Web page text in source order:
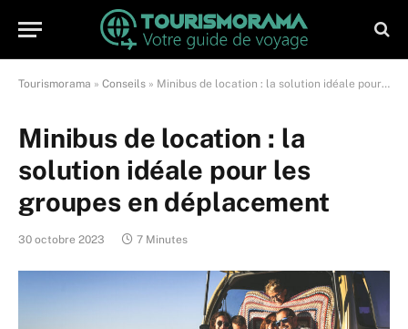
Tourismorama » Conseils » Minibus de location : la solution idéale pour les groupes en déplacement
Minibus de location : la
solution idéale pour les
groupes en déplacement
30 octobre 2023 7 Minutes